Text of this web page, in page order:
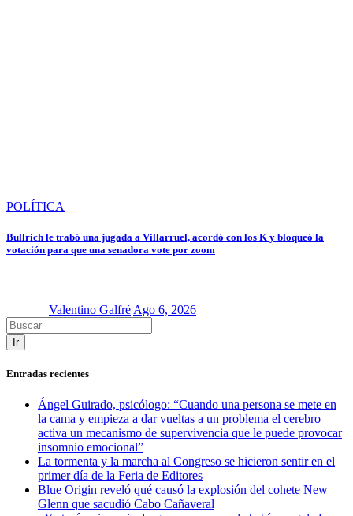
POLÍTICA
Bullrich le trabó una jugada a Villarruel, acordó con los K y bloqueó la
votación para que una senadora vote por zoom
Valentino Galfré Ago 6, 2026
Ir
Entradas recientes
Ángel Guirado, psicólogo: “Cuando una persona se mete en
la cama y empieza a dar vueltas a un problema el cerebro
activa un mecanismo de supervivencia que le puede provocar
insomnio emocional”
La tormenta y la marcha al Congreso se hicieron sentir en el
primer día de la Feria de Editores
Blue Origin reveló qué causó la explosión del cohete New
Glenn que sacudió Cabo Cañaveral